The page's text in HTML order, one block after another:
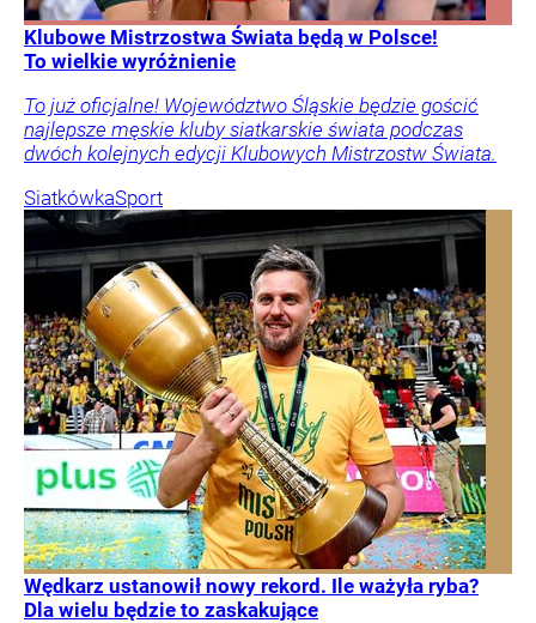
Klubowe Mistrzostwa Świata będą w Polsce!
To wielkie wyróżnienie
To już oficjalne! Województwo Śląskie będzie gościć
najlepsze męskie kluby siatkarskie świata podczas
dwóch kolejnych edycji Klubowych Mistrzostw Świata.
SiatkówkaSport
Wędkarz ustanowił nowy rekord. Ile ważyła ryba?
Dla wielu będzie to zaskakujące